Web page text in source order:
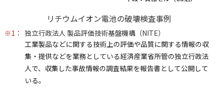
リチウムイオン電池の破壊検査事例
※1： 独立行政法人 製品評価技術基盤機構（NITE）
工業製品などに関する技術上の評価や品質に関する情報の収
集・提供などを業務としている経済産業省所管の独立行政法
人で、収集した事故情報の調査結果を報告書として公開して
いる。